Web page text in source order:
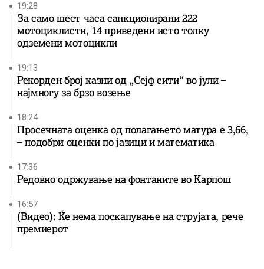
19:28
За само шест часа санкционирани 222
мотоциклисти, 14 приведени исто толку
одземени мотоцикли
19:13
Рекорден број казни од „Сејф сити“ во јули –
најмногу за брзо возење
18:24
Просечната оценка од полагањето матура е 3,66,
– подобри оценки по јазици и математика
17:36
Редовно одржување на фонтаните во Карпош
16:57
(Видео): Ќе нема поскапување на струјата, рече
премиерот